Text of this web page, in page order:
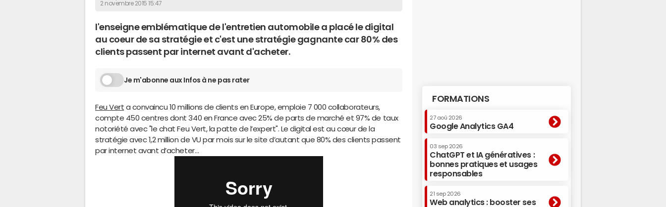
2 novembre 2015 15:47
l'enseigne emblématique de l'entretien automobile a placé le digital
au coeur de sa stratégie et c'est une stratégie gagnante car 80% des
clients passent par internet avant d'acheter.
Je m'abonne aux Infos à ne pas rater
Feu Vert a convaincu 10 millions de clients en Europe, emploie 7 000 collaborateurs,
compte 450 centres dont 340 en France avec 25% de parts de marché et 97% de taux
notoriété avec "le chat Feu Vert, la patte de l’expert". Le digital est au cœur de la
stratégie avec 1,2 million de VU par mois sur le site d’autant que 80% des clients passent
par internet avant d’acheter…
FORMATIONS
27 aoû 2026
Google Analytics GA4
03 sep 2026
ChatGPT et IA génératives :
bonnes pratiques et usages
responsables
21 sep 2026
Web analytics : booster ses